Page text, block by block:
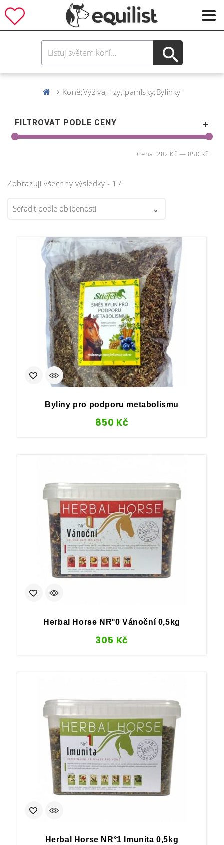
Koně;Výživa, lizy, pamlsky;Bylinky
FILTROVAT PODLE CENY
Cena: 282 Kč —850 Kč
Zobrazuji všechny výsledky - 17
Byliny pro podporu metabolismu
850 Kč
Herbal Horse NR°0 Vánoční 0,5kg
305 Kč
Herbal Horse NR°1 Imunita 0,5kg